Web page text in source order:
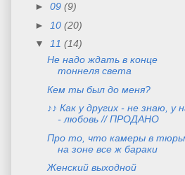
► 09 (9)
►
10 (20)
▼
11 (14)
Не надо ждать в конце
тоннеля света
Кем ты был до меня?
♪♪ Как у других - не знаю, у
- любовь // ПРОДАНО
Про то, что камеры в
на зоне все ж бараки
Женский выходной